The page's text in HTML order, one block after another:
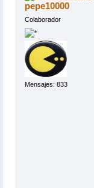
pepe10000
Colaborador
Mensajes: 833